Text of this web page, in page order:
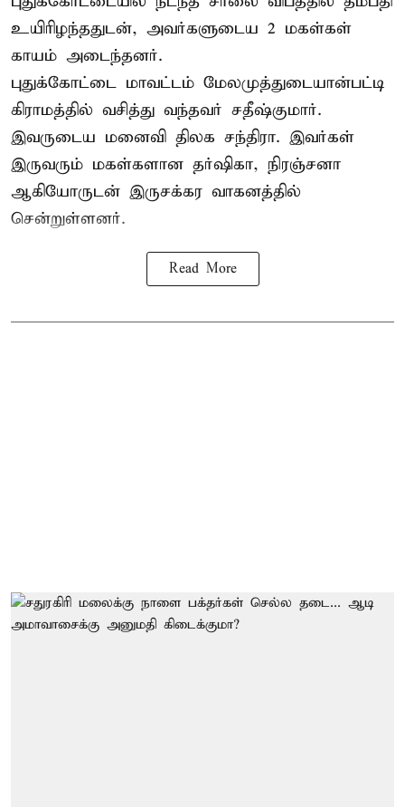
உயிரிழந்ததுடன், அவர்களுடைய 2 மகள்கள்
காயம் அடைந்தனர்.
புதுக்கோட்டை மாவட்டம் மேலமுத்துடையான்பட்டி
கிராமத்தில் வசித்து வந்தவர் சதீஷ்குமார்.
இவருடைய மனைவி திலக சந்திரா. இவர்கள்
இருவரும் மகள்களான தர்ஷிகா, நிரஞ்சனா
ஆகியோருடன் இருசக்கர வாகனத்தில்
சென்றுள்ளனர்.
Read More